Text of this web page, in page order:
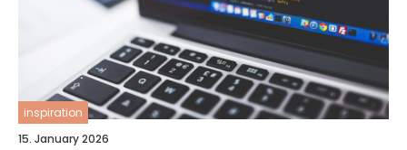
inspiration
15. January 2026